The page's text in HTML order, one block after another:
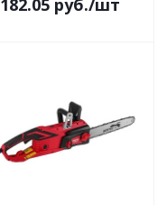
182.05руб./шт